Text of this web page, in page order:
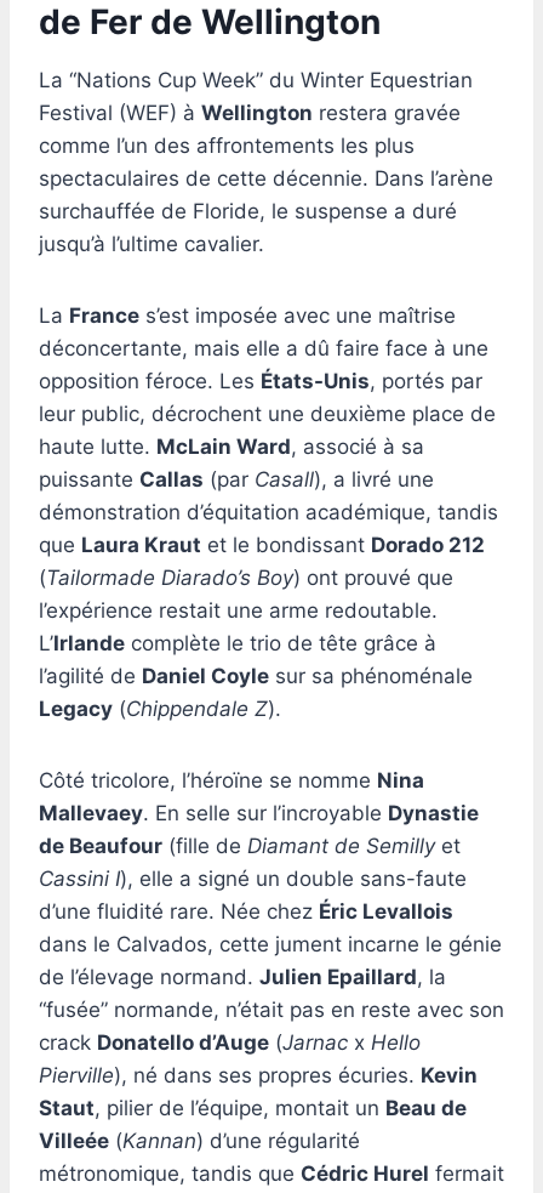
de Fer de Wellington
La “Nations Cup Week” du Winter Equestrian
Festival (WEF) à Wellington restera gravée
comme l’un des affrontements les plus
spectaculaires de cette décennie. Dans l’arène
surchauffée de Floride, le suspense a duré
jusqu’à l’ultime cavalier.
La France s’est imposée avec une maîtrise
déconcertante, mais elle a dû faire face à une
opposition féroce. Les États-Unis, portés par
leur public, décrochent une deuxième place de
haute lutte. McLain Ward, associé à sa
puissante Callas (par Casall), a livré une
démonstration d’équitation académique, tandis
que Laura Kraut et le bondissant Dorado 212
(Tailormade Diarado’s Boy) ont prouvé que
l’expérience restait une arme redoutable.
L’Irlande complète le trio de tête grâce à
l’agilité de Daniel Coyle sur sa phénoménale
Legacy (Chippendale Z).
Côté tricolore, l’héroïne se nomme Nina
Mallevaey. En selle sur l’incroyable Dynastie
de Beaufour (fille de Diamant de Semillyet
Cassini I), elle a signé un double sans-faute
d’une fluidité rare. Née chez Éric Levallois
dans le Calvados, cette jument incarne le génie
de l’élevage normand. Julien Epaillard, la
“fusée” normande, n’était pas en reste avec son
crack Donatello d’Auge (Jarnac x Hello
Pierville), né dans ses propres écuries. Kevin
Staut, pilier de l’équipe, montait un Beau de
Villeée (Kannan) d’une régularité
métronomique, tandis que Cédric Hurel fermait